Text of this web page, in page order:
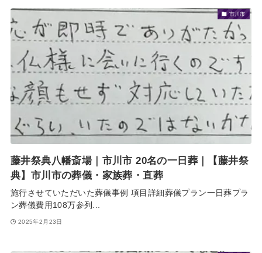
市川市
藤井祭典八幡斎場｜市川市 20名の一日葬｜【藤井祭
典】市川市の葬儀・家族葬・直葬
施行させていただいた葬儀事例 項目詳細葬儀プラン一日葬プラ
ン葬儀費用108万参列...
2025年2月23日